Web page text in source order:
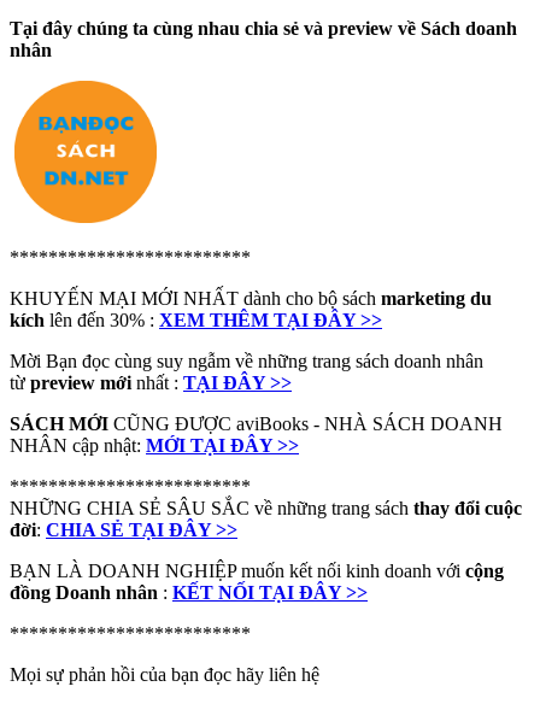
Tại đây chúng ta cùng nhau chia sẻ và preview về Sách doanh
nhân
*************************
KHUYẾN MẠI MỚI NHẤT dành cho bộ sách marketing du
kích lên đến 30% : XEM THÊM TẠI ĐÂY >>
Mời Bạn đọc cùng suy ngẫm về những trang sách doanh nhân
từ preview mới nhất : TẠI ĐÂY >>
SÁCH MỚI CŨNG ĐƯỢC aviBooks - NHÀ SÁCH DOANH
NHÂN cập nhật: MỚI TẠI ĐÂY >>
*************************
NHỮNG CHIA SẺ SÂU SẮC về những trang sách thay đổi cuộc
đời: CHIA SẺ TẠI ĐÂY >>
BẠN LÀ DOANH NGHIỆP muốn kết nối kinh doanh với cộng
đồng Doanh nhân : KẾT NỐI TẠI ĐÂY >>
*************************
Mọi sự phản hồi của bạn đọc hãy liên hệ